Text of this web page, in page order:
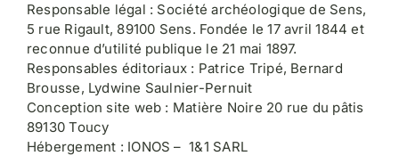
Responsable légal : Société archéologique de Sens,
5 rue Rigault, 89100 Sens. Fondée le 17 avril 1844 et
reconnue d’utilité publique le 21 mai 1897.
Responsables éditoriaux : Patrice Tripé, Bernard
Brousse, Lydwine Saulnier-Pernuit
Conception site web : Matière Noire 20 rue du pâtis
89130 Toucy
Hébergement : IONOS – 1&1 SARL